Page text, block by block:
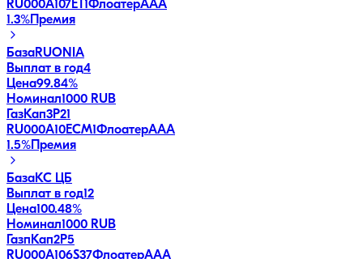
RU000A107ET1ФлоатерAAA
1.3%Премия
БазаRUONIA
Выплат в год4
Цена99.84%
Номинал1000 RUB
ГазКап3P21
RU000A10ECM1ФлоатерAAA
1.5%Премия
БазаКС ЦБ
Выплат в год12
Цена100.48%
Номинал1000 RUB
ГазпКап2P5
RU000A106S37ФлоатерAAA